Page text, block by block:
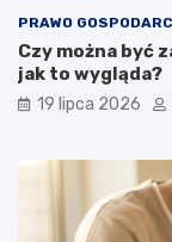
PRAWO
Czy można być
jak to wygląda?
19 lipca 2026